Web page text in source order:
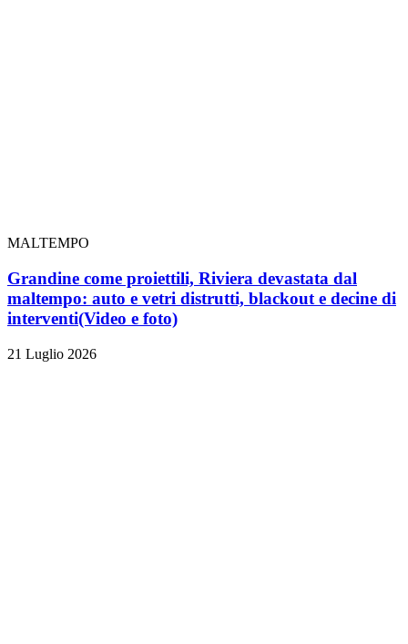
MALTEMPO
Grandine come proiettili, Riviera devastata dal
maltempo: auto e vetri distrutti, blackout e decine di
interventi(Video e foto)
21 Luglio 2026